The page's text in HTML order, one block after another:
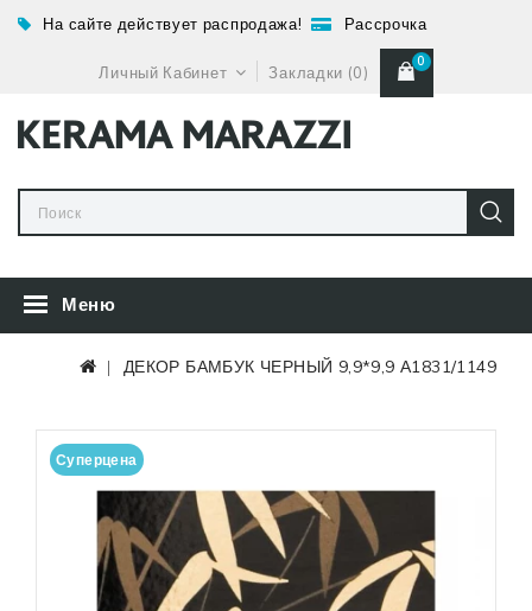
На сайте действует распродажа! Рассрочка
Личный Кабинет Закладки (0)
0
Меню
ДЕКОР БАМБУК ЧЕРНЫЙ 9,9*9,9 А1831/1149
Суперцена